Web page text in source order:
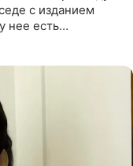
с изданием
нее есть